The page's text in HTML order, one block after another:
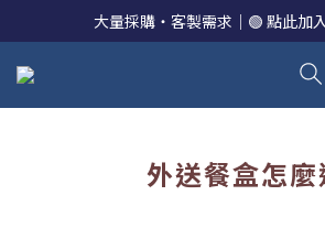
大量採購・客製需求｜🟢 點此加
外送餐盒怎麼